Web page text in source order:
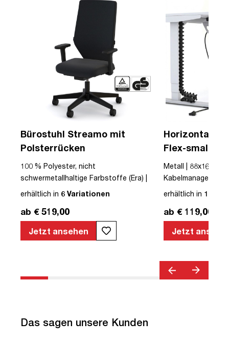
Bürostuhl Streamo mit
Polsterrücken
100 % Polyester, nicht
schwermetallhaltige Farbstoffe (Era) |
Textil | Schwarz | Schwarz | Drehstuhl |
Streamo | bis zu 120 kg | TÜV©
geprüfte Sicherheit | TÜV© geprüfte
Ergonomie | Quality Office© | TÜV©
erhältlich in 6 Variationen
ab € 519,00
Jetzt ansehen
Horizontaler
Flex-small +
Kabelführung
Steckdose
Metall |
erhältlich in 12
ab € 119,00
Jetzt
Das sagen unsere Kunden